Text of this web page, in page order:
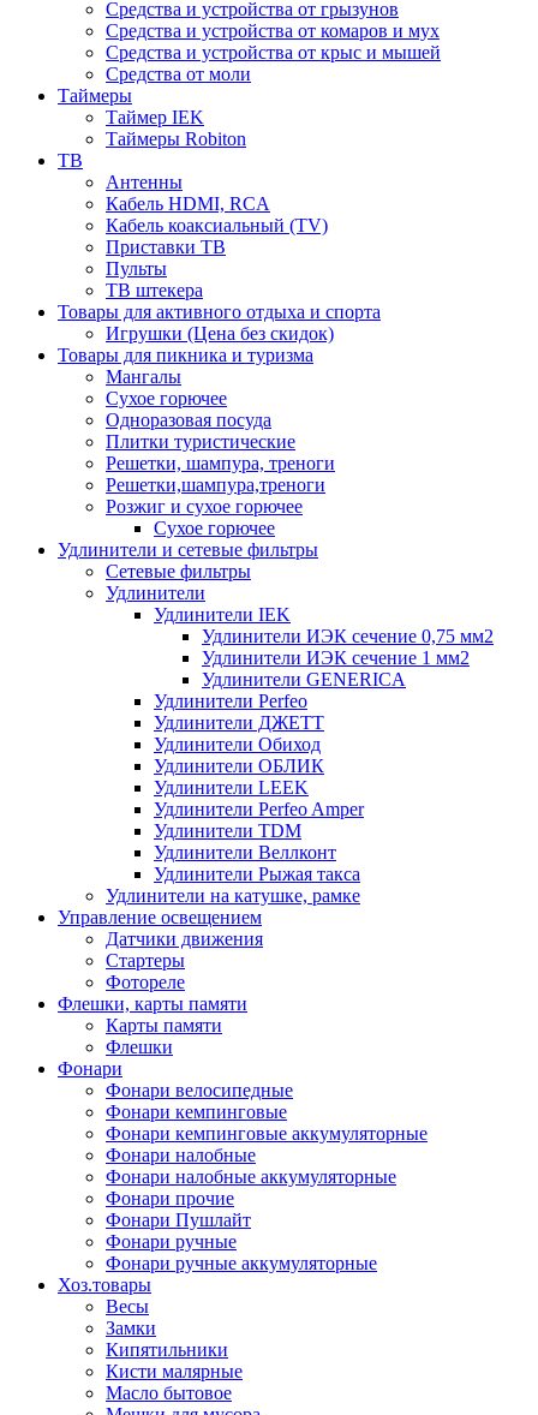
Средства и устройства от грызунов
Средства и устройства от комаров и мух
Средства и устройства от крыс и мышей
Средства от моли
Таймеры
Таймер IEK
Таймеры Robiton
ТВ
Антенны
Кабель HDMI, RCA
Кабель коаксиальный (TV)
Приставки ТВ
Пульты
ТВ штекера
Товары для активного отдыха и спорта
Игрушки (Цена без скидок)
Товары для пикника и туризма
Мангалы
Сухое горючее
Одноразовая посуда
Плитки туристические
Решетки, шампура, треноги
Решетки,шампура,треноги
Розжиг и сухое горючее
Сухое горючее
Удлинители и сетевые фильтры
Сетевые фильтры
Удлинители
Удлинители IEK
Удлинители ИЭК сечение 0,75 мм2
Удлинители ИЭК сечение 1 мм2
Удлинители GENERICA
Удлинители Perfeo
Удлинители ДЖЕТТ
Удлинители Обиход
Удлинители ОБЛИК
Удлинители LEEK
Удлинители Perfeo Amper
Удлинители TDM
Удлинители Веллконт
Удлинители Рыжая такса
Удлинители на катушке, рамке
Управление освещением
Датчики движения
Стартеры
Фотореле
Флешки, карты памяти
Карты памяти
Флешки
Фонари
Фонари велосипедные
Фонари кемпинговые
Фонари кемпинговые аккумуляторные
Фонари налобные
Фонари налобные аккумуляторные
Фонари прочие
Фонари Пушлайт
Фонари ручные
Фонари ручные аккумуляторные
Хоз.товары
Весы
Замки
Кипятильники
Кисти малярные
Масло бытовое